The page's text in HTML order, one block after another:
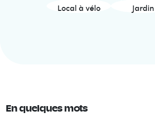
Local à vélo
Jardin
En quelques mots